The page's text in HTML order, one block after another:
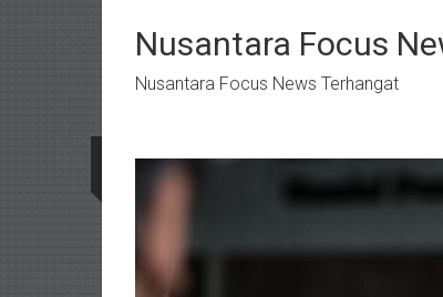
kontenNusantara Focus
Nusantara Focus News Terhangat